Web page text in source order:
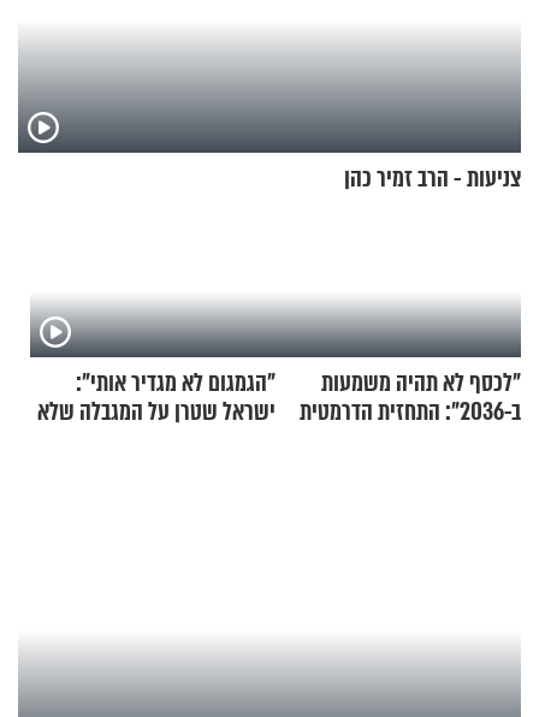
צניעות - הרב זמיר כהן
"לכסף לא תהיה משמעות
ב-2036": התחזית הדרמטית
"הגמגום לא מגדיר אותי":
ישראל שטרן על המגבלה שלא